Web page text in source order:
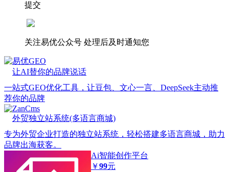
提交
关注易优公众号 处理后及时通知您
易优GEO
让AI替你的品牌说话
一站式GEO优化工具，让豆包、文心一言、DeepSeek主动推
荐你的品牌
ZanCms
外贸独立站系统(多语言商城)
专为外贸企业打造的独立站系统，轻松搭建多语言商城，助力
品牌出海获客。
Ai智能创作平台
￥99元